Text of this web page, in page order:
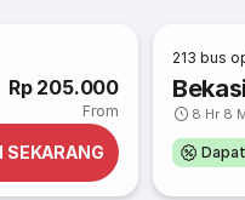
Rp 205.000
From
SEKARANG
213 bus
8 Hr 8